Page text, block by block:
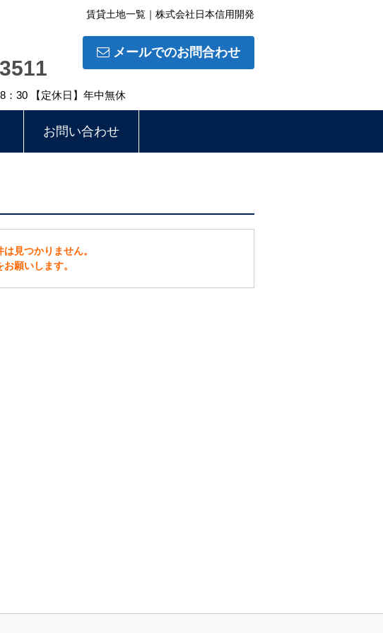
賃貸土地一覧｜株式会社日本信用開発
メールでのお問合わせ
：30 【定休日】年中無休
お問い合わせ
見つかりません。
願いします。